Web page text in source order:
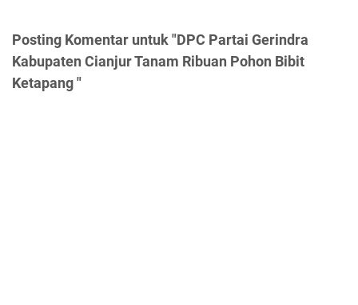
Posting Komentar untuk "DPC Partai Gerindra
Kabupaten Cianjur Tanam Ribuan Pohon Bibit
Ketapang "